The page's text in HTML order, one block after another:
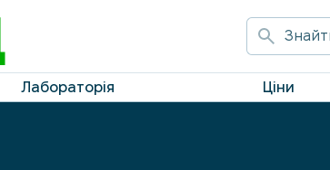
Лабораторія Ціни